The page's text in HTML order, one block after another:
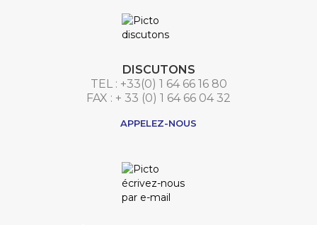
DISCUTONS
TEL : +33(0) 1 64 66 16 80
FAX : + 33 (0) 1 64 66 04 32
APPELEZ-NOUS